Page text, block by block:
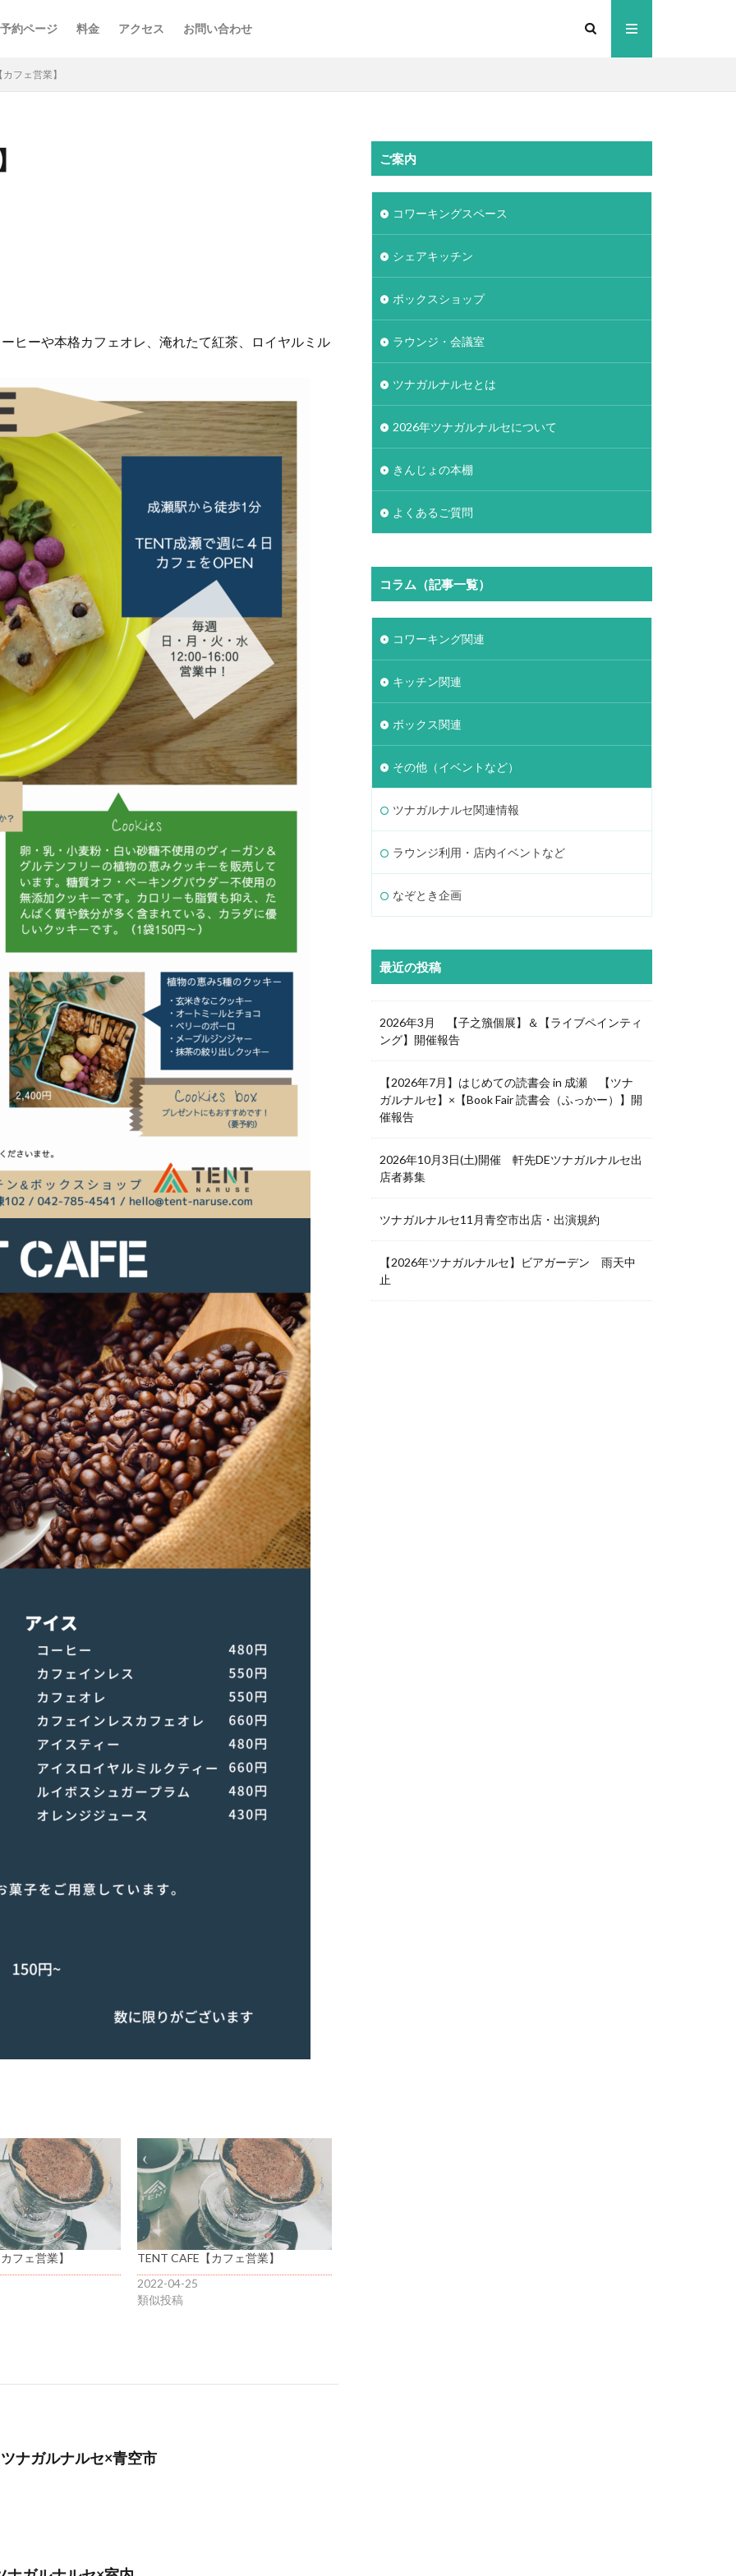
約ページ 料金 アクセス お問い合わせ
フェ営業】
ヒーや本格カフェオレ、淹れたて紅茶、ロイヤルミル
フェ営業】
TENT CAFE【カフェ営業】
2022-04-25
類似投稿
ナガルナルセ×青空市
ご案内
コワーキングスペース
シェアキッチン
ボックスショップ
ラウンジ・会議室
ツナガルナルセとは
2026年ツナガルナルセについて
きんじょの本棚
よくあるご質問
コラム（記事一覧）
コワーキング関連
キッチン関連
ボックス関連
その他（イベントなど）
ツナガルナルセ関連情報
ラウンジ利用・店内イベントなど
なぞとき企画
最近の投稿
2026年3月 【子之籏個展】＆【ライブペインティ
ング】開催報告
【2026年7月】はじめての読書会 in 成瀬 【ツナ
ガルナルセ】×【Book Fair 読書会（ふっかー）】開
催報告
2026年10月3日(土)開催 軒先DEツナガルナルセ出
店者募集
ツナガルナルセ11月青空市出店・出演規約
【2026年ツナガルナルセ】ビアガーデン 雨天中
止